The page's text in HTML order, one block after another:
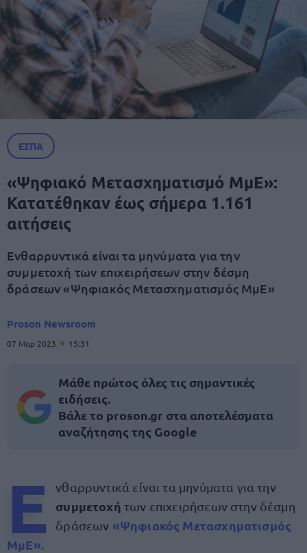
ΕΣΠΑ
«Ψηφιακό Μετασχηματισμό ΜμΕ»:
Κατατέθηκαν έως σήμερα 1.161
αιτήσεις
Ενθαρρυντικά είναι τα μηνύματα για την
συμμετοχή των επιχειρήσεων στην δέσμη
δράσεων «Ψηφιακός Μετασχηματισμός ΜμΕ»
Proson Newsroom
07 Μαρ 2023 15:31
Μάθε πρώτος όλες τις σημαντικές
ειδήσεις.
Βάλε το proson.gr στα αποτελέσματα
αναζήτησης της Google
Ε νθαρρυντικά είναι τα μηνύματα για την
συμμετοχή των επιχειρήσεων στην δέσμη
δράσεων «Ψηφιακός Μετασχηματισμός
ΜμΕ».